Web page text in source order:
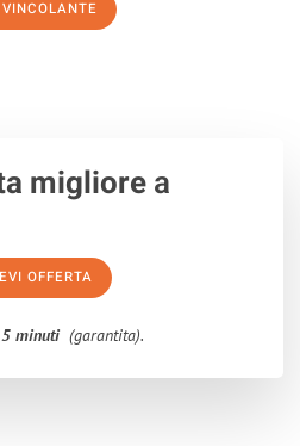
migliorea
OFFERTA
minuti (garantita).